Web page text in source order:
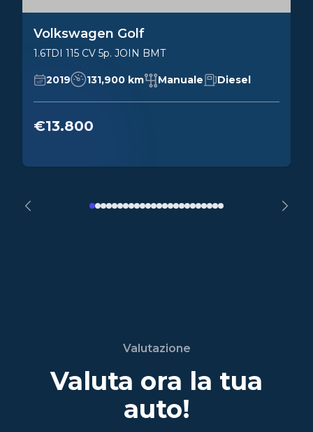
Volkswagen Golf
1.6TDI 115 CV 5p. JOIN BMT
2019 131,900 km Manuale Diesel
€13.800
Valutazione
Valuta ora la tua
auto!